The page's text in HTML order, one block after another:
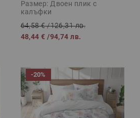
Размер: Двоен плик с
калъфки
64,58 €/126,31 лв.
48,44 € /94,74 лв.
-20%